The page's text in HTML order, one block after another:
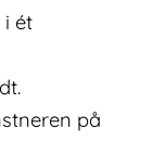
i ét
på